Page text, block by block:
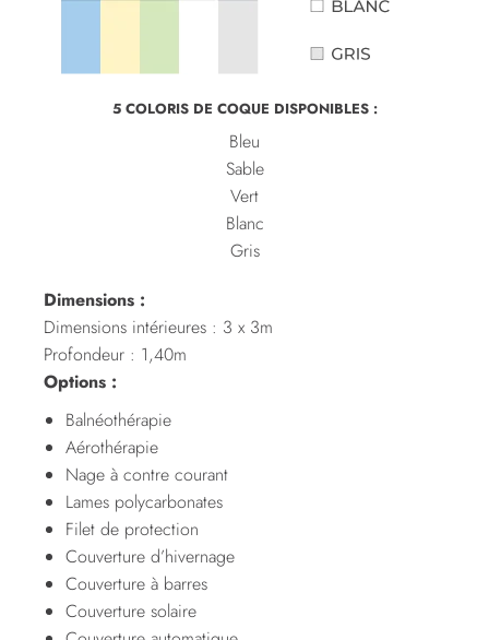
5 COLORIS DE COQUE DISPONIBLES :
Bleu
Sable
Vert
Blanc
Gris
Dimensions :
Dimensions intérieures : 3 x 3m
Profondeur : 1,40m
Options :
Balnéothérapie
Aérothérapie
Nage à contre courant
Lames polycarbonates
Filet de protection
Couverture d’hivernage
Couverture à barres
Couverture solaire